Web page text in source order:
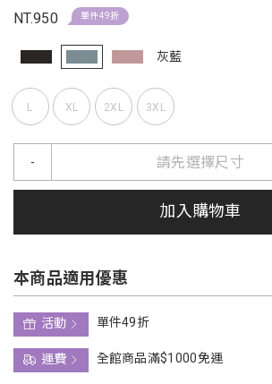
NT.950 單件49折
灰藍
L XL 2XL 3XL
請先選擇尺寸
-
加入購物車
本商品適用優惠
活動
單件49折
運費
全館商品滿$1000免運